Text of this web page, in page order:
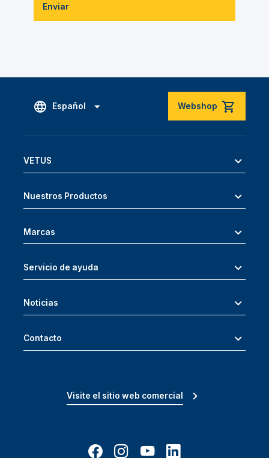
Enviar
Español Webshop
VETUS
Nuestros Productos
Marcas
Servicio de ayuda
Noticias
Contacto
Visite el sitio web comercial